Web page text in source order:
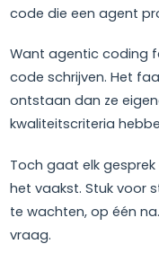
code die een agent
Want agentic coding
code schrijven. Het
ontstaan dan ze
kwaliteitscriteria
Toch gaat elk
het vaakst. Stuk voor
te wachten, op één
vraag.